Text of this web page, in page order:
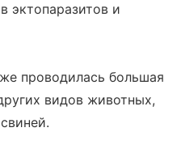
эктопаразитов и
проводилась большая
видов животных,